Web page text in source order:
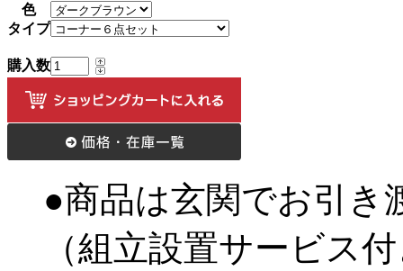
色
タイプ
購入数
●商品は玄関でお引き
（組立設置サービス